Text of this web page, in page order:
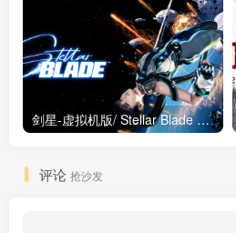
剑星-虚拟机版/ Stellar Blade v1.4.1|Build.19963153 终极版新补丁 送修改器 免安装中文版
评论 抢沙发